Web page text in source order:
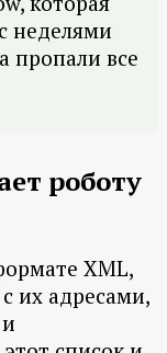
неделями
пропали все
роботу
XML,
их адресами,